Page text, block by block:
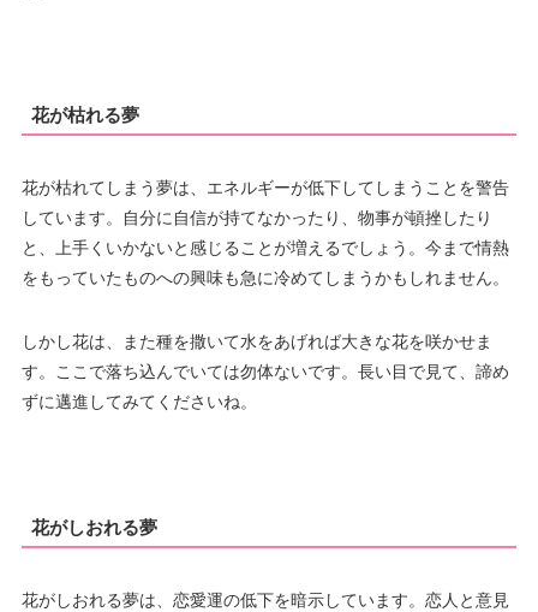
花が枯れる夢
花が枯れてしまう夢は、エネルギーが低下してしまうことを警告
しています。自分に自信が持てなかったり、物事が頓挫したり
と、上手くいかないと感じることが増えるでしょう。今まで情熱
をもっていたものへの興味も急に冷めてしまうかもしれません。
しかし花は、また種を撒いて水をあげれば大きな花を咲かせま
す。ここで落ち込んでいては勿体ないです。長い目で見て、諦め
ずに邁進してみてくださいね。
花がしおれる夢
花がしおれる夢は、恋愛運の低下を暗示しています。恋人と意見